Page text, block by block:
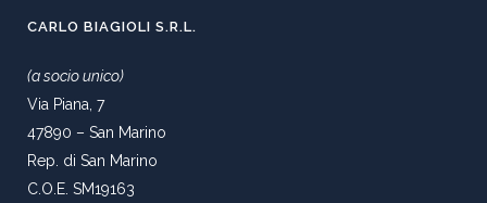
CARLO BIAGIOLI S.R.L.
(a socio unico)
Via Piana, 7
47890 – San Marino
Rep. di San Marino
C.O.E. SM19163